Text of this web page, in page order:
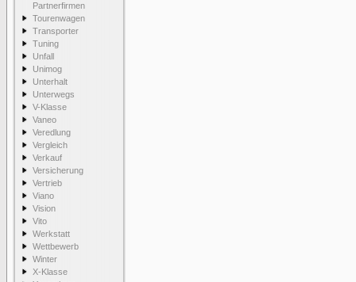
Partnerfirmen
Tourenwagen
Transporter
Tuning
Unfall
Unimog
Unterhalt
Unterwegs
V-Klasse
Vaneo
Veredlung
Vergleich
Verkauf
Versicherung
Vertrieb
Viano
Vision
Vito
Werkstatt
Wettbewerb
Winter
X-Klasse